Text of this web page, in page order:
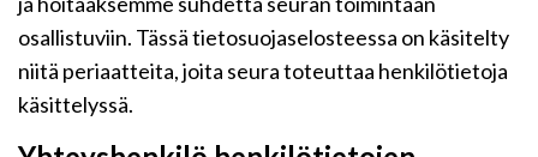
osallistuviin. Tässä tietosuojaselosteessa on käsitelty
niitä periaatteita, joita seura toteuttaa henkilötietoja
käsittelyssä.